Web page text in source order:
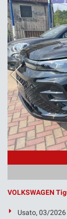
VOLKSWAGEN
Usato, 03/2026